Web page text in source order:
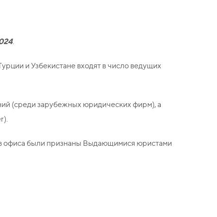
.
и Узбекистане входят в число ведущих
(среди зарубежных юридических фирм), а
офиса были признаны Выдающимися юристами